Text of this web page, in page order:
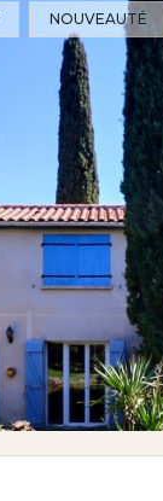
NOUVEAUTÉ